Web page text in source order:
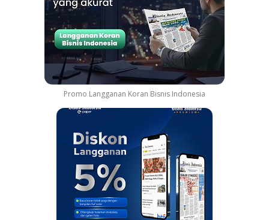
Promo Langganan Koran Bisnis Indonesia